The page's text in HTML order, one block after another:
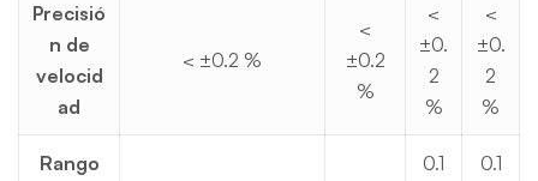
Precisió
n de
velocid
ad
< ±0.2 %
<
±0.2
%
<
±0.
2
%
<
±0.
2
%
Rango
0.1
0.1